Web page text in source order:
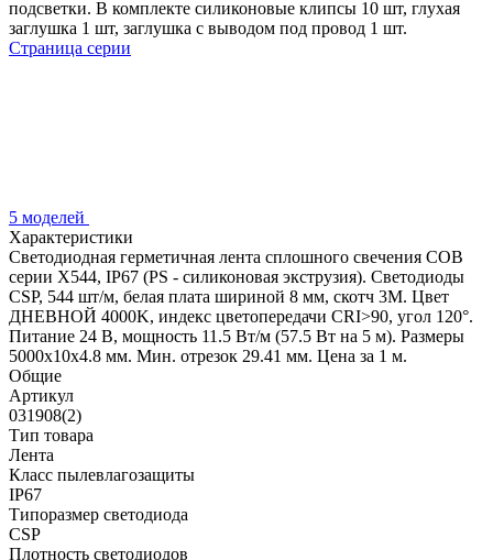
подсветки. В комплекте силиконовые клипсы 10 шт, глухая
заглушка 1 шт, заглушка с выводом под провод 1 шт.
Страница серии
5 моделей
Характеристики
Светодиодная герметичная лента сплошного свечения COB
серии X544, IP67 (PS - силиконовая экструзия). Светодиоды
CSP, 544 шт/м, белая плата шириной 8 мм, скотч 3M. Цвет
ДНЕВНОЙ 4000K, индекс цветопередачи CRI>90, угол 120°.
Питание 24 В, мощность 11.5 Вт/м (57.5 Вт на 5 м). Размеры
5000x10x4.8 мм. Мин. отрезок 29.41 мм. Цена за 1 м.
Общие
Артикул
031908(2)
Тип товара
Лента
Класс пылевлагозащиты
IP67
Типоразмер светодиода
CSP
Плотность светодиодов